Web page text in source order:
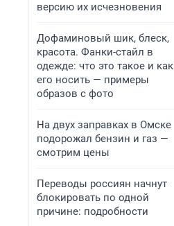
версию их исчезновения
Дофаминовый шик, блеск,
красота. Фанки-стайл в
одежде: что это такое и как
его носить — примеры
образов с фото
На двух заправках в Омске
подорожал бензин и газ —
смотрим цены
Переводы россиян начнут
блокировать по одной
причине: подробности